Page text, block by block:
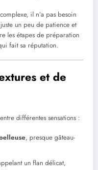
il n’a pas besoin
un peu de patience et
les étapes de préparation
fait sa réputation.
et de
différentes sensations :
, presque gâteau-
un flan délicat,